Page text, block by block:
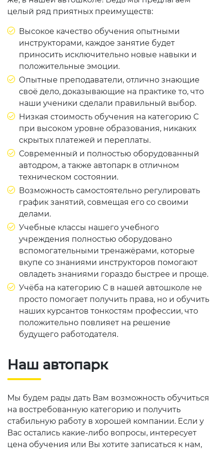
целый ряд приятных преимуществ:
Высокое качество обучения опытными
инструкторами, каждое занятие будет
приносить исключительно новые навыки и
положительные эмоции.
Опытные преподаватели, отлично знающие
своё дело, доказывающие на практике то, что
наши ученики сделали правильный выбор.
Низкая стоимость обучения на категорию С
при высоком уровне образования, никаких
скрытых платежей и переплаты.
Современный и полностью оборудованный
автодром, а также автопарк в отличном
техническом состоянии.
Возможность самостоятельно регулировать
график занятий, совмещая его со своими
делами.
Учебные классы нашего учебного
учреждения полностью оборудовано
вспомогательными тренажёрами, которые
вкупе со знаниями инструкторов помогают
овладеть знаниями гораздо быстрее и проще.
Учёба на категорию С в нашей автошколе не
просто помогает получить права, но и обучить
наших курсантов тонкостям профессии, что
положительно повлияет на решение
будущего работодателя.
Наш автопарк
Мы будем рады дать Вам возможность обучиться
на востребованную категорию и получить
стабильную работу в хорошей компании. Если у
Вас остались какие-либо вопросы, интересует
цена обучения или Вы хотите записаться к нам,